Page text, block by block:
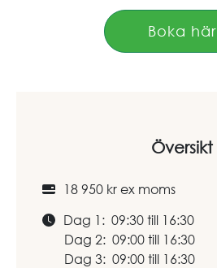
Boka här
Översikt
18 950 kr ex moms
Dag 1: 09:30 till 16:30
Dag 2: 09:00 till 16:30
Dag 3: 09:00 till 16:30